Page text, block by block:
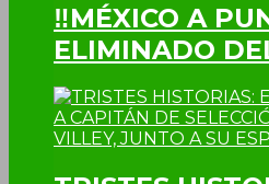
‼MÉXICO A
ELIMINADO